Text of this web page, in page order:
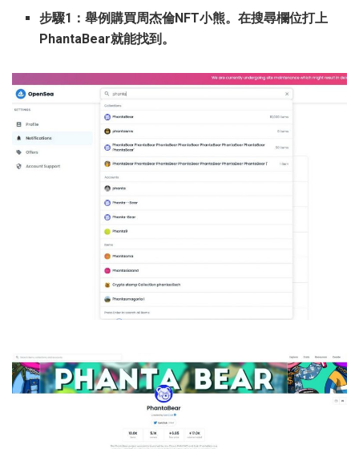
步驟1：舉例購買周杰倫NFT小熊。在搜尋欄位打上
PhantaBear就能找到。